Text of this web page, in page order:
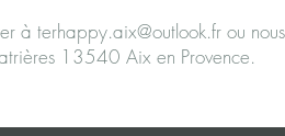
à terhappy.aix@outlook.fr ou nous
13540 Aix en Provence.